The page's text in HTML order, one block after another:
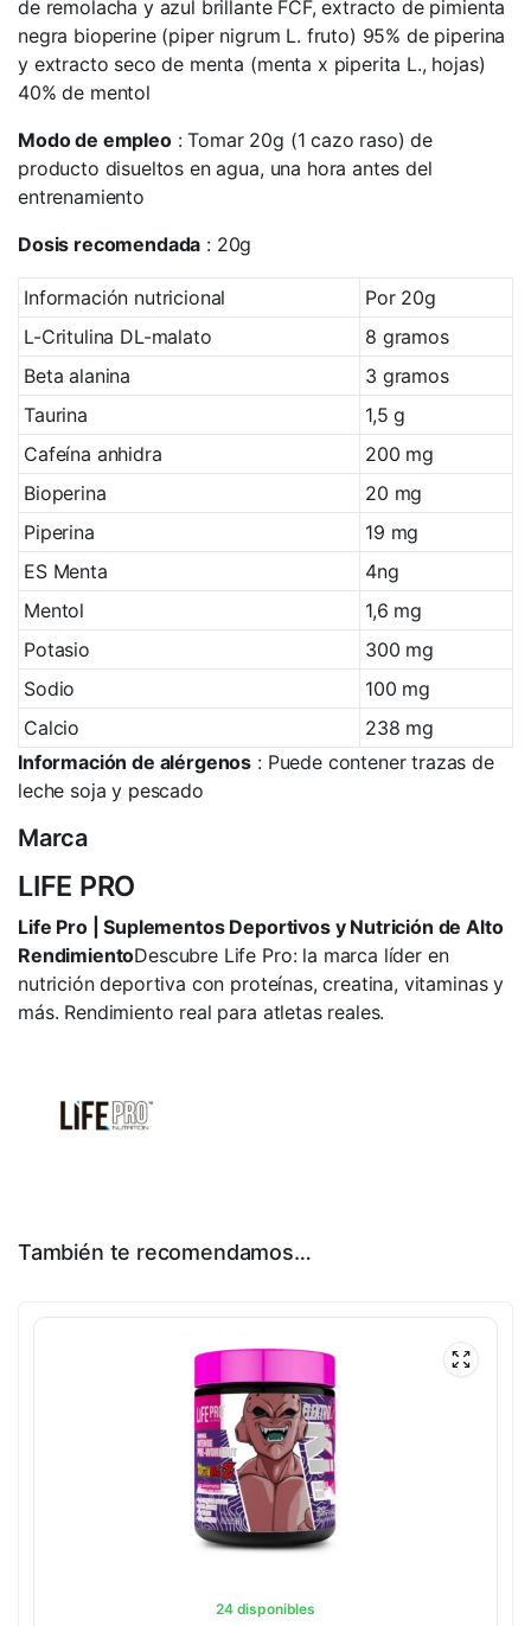
de remolacha y azul brillante FCF, extracto de pimienta
negra bioperine (piper nigrum L. fruto) 95% de piperina
y extracto seco de menta (menta x piperita L., hojas)
40% de mentol
Modo de empleo: Tomar 20g (1 cazo raso) de
producto disueltos en agua, una hora antes del
entrenamiento
Dosis recomendada : 20g
Información nutricional
Por 20g
L-Critulina DL-malato
8 gramos
Beta alanina
3 gramos
Taurina
1,5 g
Cafeína anhidra
200 mg
Bioperina
20 mg
Piperina
19 mg
ES Menta
4ng
Mentol
1,6 mg
Potasio
300 mg
Sodio
100 mg
Calcio
238 mg
Información de alérgenos : Puede contener trazas de
leche soja y pescado
Marca
LIFE PRO
Life Pro | Suplementos Deportivos y Nutrición de Alto
RendimientoDescubre Life Pro: la marca líder en
nutrición deportiva con proteínas, creatina, vitaminas y
más. Rendimiento real para atletas reales.
También te recomendamos…
24 disponibles